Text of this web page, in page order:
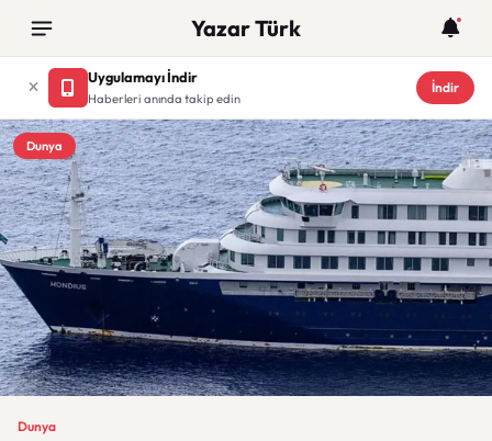
Yazar Türk
Uygulamayı İndir
Haberleri anında takip edin
İndir
Dunya
Dunya